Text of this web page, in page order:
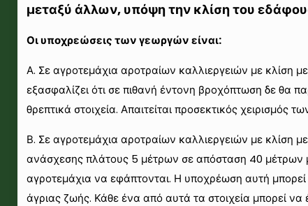
μεταξύ άλλων, υπόψη την κλίση του
Οι υποχρεώσεις των γεωργών είναι:
Α. Σε αγροτεμάχια αροτραίων καλλιεργειών με κλίση
εξασφαλίζει ότι σε πιθανή έντονη βροχόπτωση δε θα
θρεπτικά στοιχεία. Απαιτείται προσεκτικός
Β. Σε αγροτεμάχια αροτραίων καλλιεργειών με κλίση
ανάσχεσης πλάτους 5 μέτρων σε απόσταση 40 μέτρων
αγροτεμάχια να εφάπτονται. Η υποχρέωση αυτή
άγριας ζωής. Κάθε ένα από αυτά τα στοιχεία μπορεί